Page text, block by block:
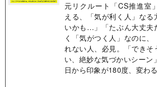
元リクルート「CS推進室
える、「気が利く人」な
いかも…」「たぶん大丈
く「気がつく人」なのに
れない人、必見。「できそ
い、絶妙な気づかいシーン
日から印象が180度、変わる